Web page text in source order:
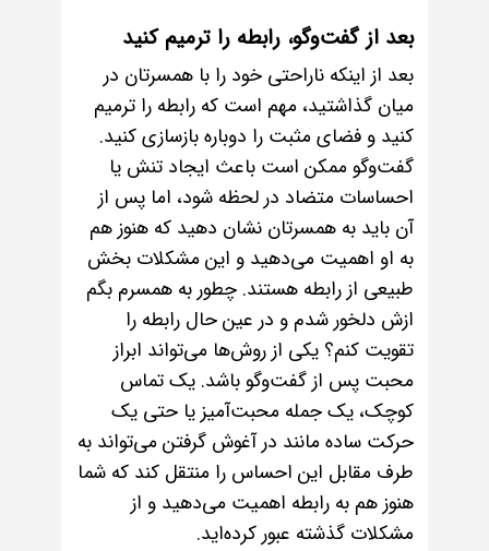
بعد از گفت‌وگو، رابطه را ترمیم کنید
بعد از اینکه ناراحتی خود را با همسرتان در
میان گذاشتید، مهم است که رابطه را ترمیم
کنید و فضای مثبت را دوباره بازسازی کنید.
گفت‌وگو ممکن است باعث ایجاد تنش یا
احساسات متضاد در لحظه شود، اما پس از
آن باید به همسرتان نشان دهید که هنوز هم
به او اهمیت می‌دهید و این مشکلات بخش
طبیعی از رابطه هستند. چطور به همسرم بگم
ازش دلخور شدم و در عین حال رابطه را
تقویت کنم؟ یکی از روش‌ها می‌تواند ابراز
محبت پس از گفت‌وگو باشد. یک تماس
کوچک، یک جمله محبت‌آمیز یا حتی یک
حرکت ساده مانند در آغوش گرفتن می‌تواند به
طرف مقابل این احساس را منتقل کند که شما
هنوز هم به رابطه اهمیت می‌دهید و از
مشکلات گذشته عبور کرده‌اید.